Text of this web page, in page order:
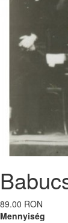
89.00 RON
Mennyiség